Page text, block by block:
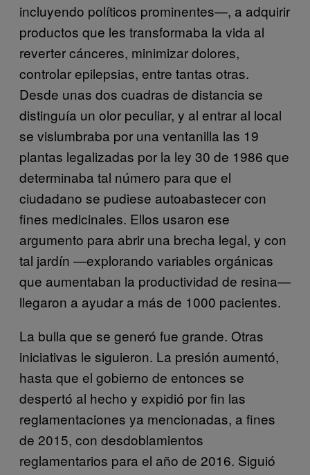
incluyendo políticos prominentes—, a adquirir
productos que les transformaba la vida al
reverter cánceres, minimizar dolores,
controlar epilepsias, entre tantas otras.
Desde unas dos cuadras de distancia se
distinguía un olor peculiar, y al entrar al local
se vislumbraba por una ventanilla las 19
plantas legalizadas por la ley 30 de 1986 que
determinaba tal número para que el
ciudadano se pudiese autoabastecer con
fines medicinales. Ellos usaron ese
argumento para abrir una brecha legal, y con
tal jardín —explorando variables orgánicas
que aumentaban la productividad de resina—
llegaron a ayudar a más de 1000 pacientes.
La bulla que se generó fue grande. Otras
iniciativas le siguieron. La presión aumentó,
hasta que el gobierno de entonces se
despertó al hecho y expidió por fin las
reglamentaciones ya mencionadas, a fines
de 2015, con desdoblamientos
reglamentarios para el año de 2016. Siguió